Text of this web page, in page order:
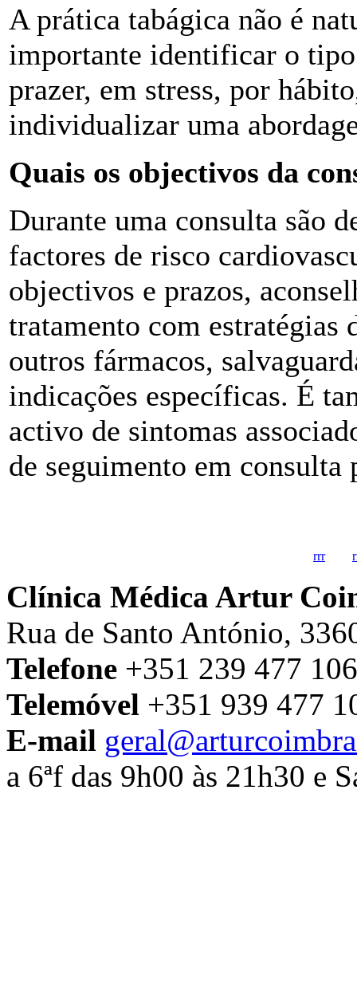
A prática tabágica não é
importante identificar o
prazer, em stress, por
individualizar uma
Quais os objectivos da
Durante uma consulta são
factores de risco
objectivos e prazos,
tratamento com
outros fármacos,
indicações específicas. É
activo de sintomas
de seguimento em consulta
rrr
Clínica Médica Artur
Rua de Santo António,
Telefone +351 239 477
Telemóvel +351 939 477
E-mail
a 6ªf das 9h00 às 21h30 e